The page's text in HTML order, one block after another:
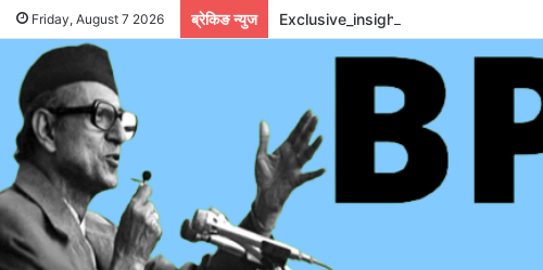
Friday, August 7 2026 ब्रेकिङ न्युज